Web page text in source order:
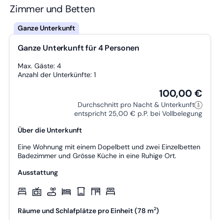
Geschäfte in der Nähe
W-LAN
Spül­maschine
Wanderwege
Arbeitstisch
Strand
Doppelbett
Grillmöglich­keit
Zimmer und Betten
Ganze Unterkunft für 4 Personen
Max. Gäste: 4
Anzahl der Unterkünfte: 1
100,00 €
Durchschnitt pro Nacht & Unterkunft
entspricht 25,00 € p.P. bei Vollbelegung
Über die Unterkunft
Eine Wohnung mit einem Dopelbett und zwei Einzelbetten
Badezimmer und Grösse Küche in eine Ruhige Ort.
Ausstattung
Räume und Schlafplätze pro Einheit (78 m2)